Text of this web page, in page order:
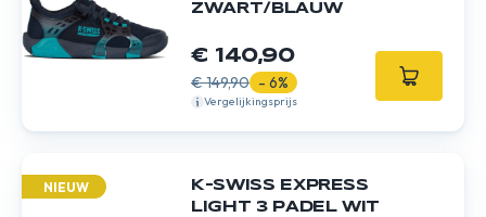
ZWART/BLAUW
€ 140,90
€ 149,90 - 6%
Vergelijkingsprijs
NIEUW
K-SWISS EXPRESS
LIGHT 3 PADEL WIT